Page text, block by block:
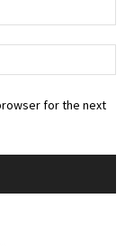
for the next